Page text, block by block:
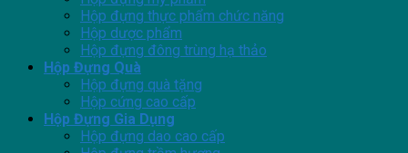
Hộp đựng thực phẩm chức năng
Hộp dược phẩm
Hộp đựng đông trùng hạ thảo
Hộp Đựng Quà
Hộp đựng quà tặng
Hộp cứng cao cấp
Hộp Đựng Gia Dụng
Hộp đựng dao cao cấp